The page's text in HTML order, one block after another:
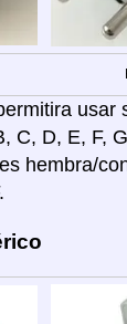
usar
C, D, E, F,
hembra/